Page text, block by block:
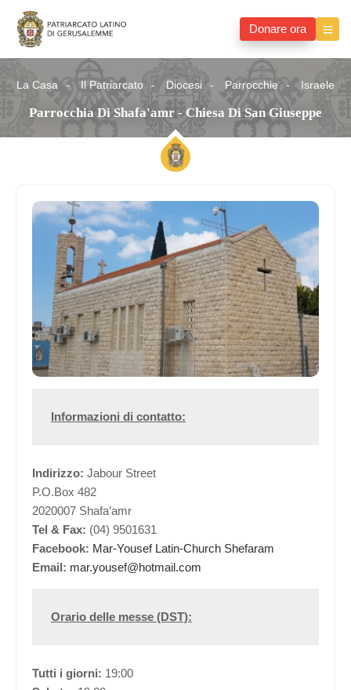
Donare ora
La Casa Il Patriarcato Diocesi Parrocchie Israele
Parrocchia Di Shafa'amr - Chiesa Di San Giuseppe
Informazioni di contatto:
Indirizzo:Jabour Street
P.O.Box 482
2020007 Shafa’amr
Tel & Fax:(04) 9501631
Facebook:Mar-Yousef Latin-Church Shefaram
Email:mar.yousef@hotmail.com
Orario delle messe (DST):
Tutti i giorni:19:00